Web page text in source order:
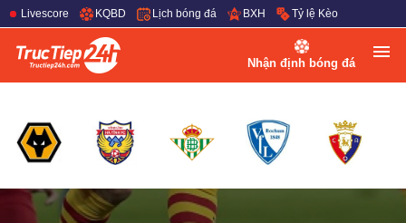
Livescore KQBD Lịch bóng đá BXH Tỷ lệ Kèo
Nhận định bóng đá